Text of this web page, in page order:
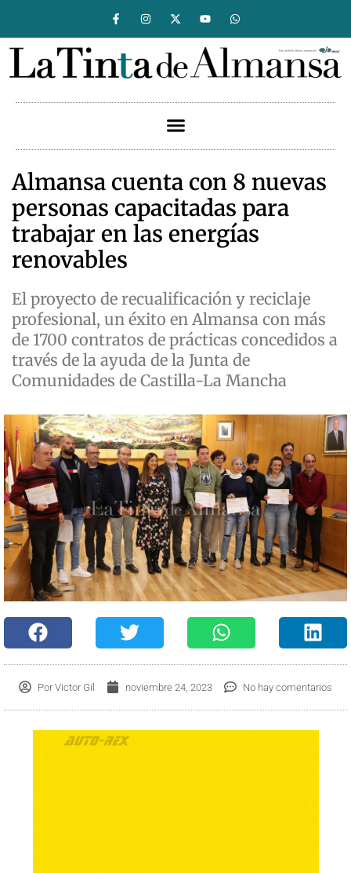
Almansa cuenta con 8 nuevas
personas capacitadas para
trabajar en las energías
renovables
El proyecto de recualificación y reciclaje
profesional, un éxito en Almansa con más
de 1700 contratos de prácticas concedidos a
través de la ayuda de la Junta de
Comunidades de Castilla-La Mancha
Por Victor Gil noviembre 24, 2023 No hay comentarios